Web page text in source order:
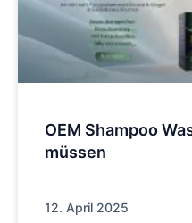
OEM Shampoo
müssen
12. April 2025